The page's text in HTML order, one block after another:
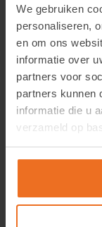
We gebruiken
personaliseren,
en om ons
informatie over
partners voor
partners kunnen
informatie die u
verzameld op